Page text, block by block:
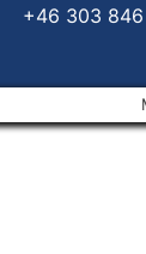
+46 303